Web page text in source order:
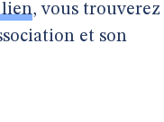
lien, vous
et son